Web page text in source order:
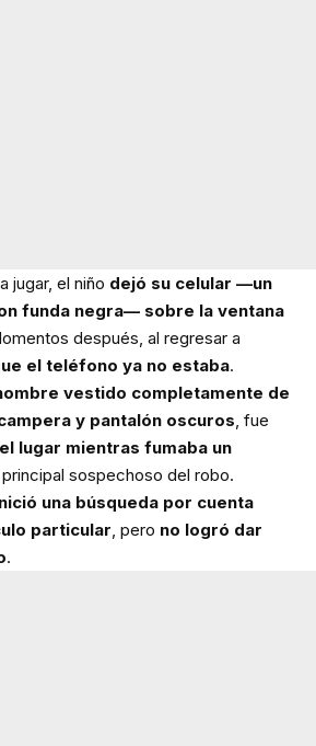
jugar, el niño dejó su celular —un
funda negra— sobre la ventana
después, al regresar a
el teléfono ya no estaba.
vestido completamente de
y pantalón oscuros, fue
lugar mientras fumaba un
sospechoso del robo.
una búsqueda por cuenta
particular, pero no logró dar
.